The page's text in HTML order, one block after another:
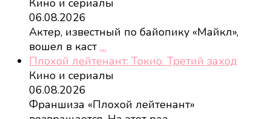
Кино и сериалы
06.08.2026
Актер, известный по байопику «Майкл»,
вошел в каст …
Плохой лейтенант: Токио. Третий заход
Кино и сериалы
06.08.2026
Франшиза «Плохой лейтенант»